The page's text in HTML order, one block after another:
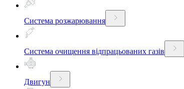
Система розжарювання
Система очищення відпрацьованих газів
Двигун